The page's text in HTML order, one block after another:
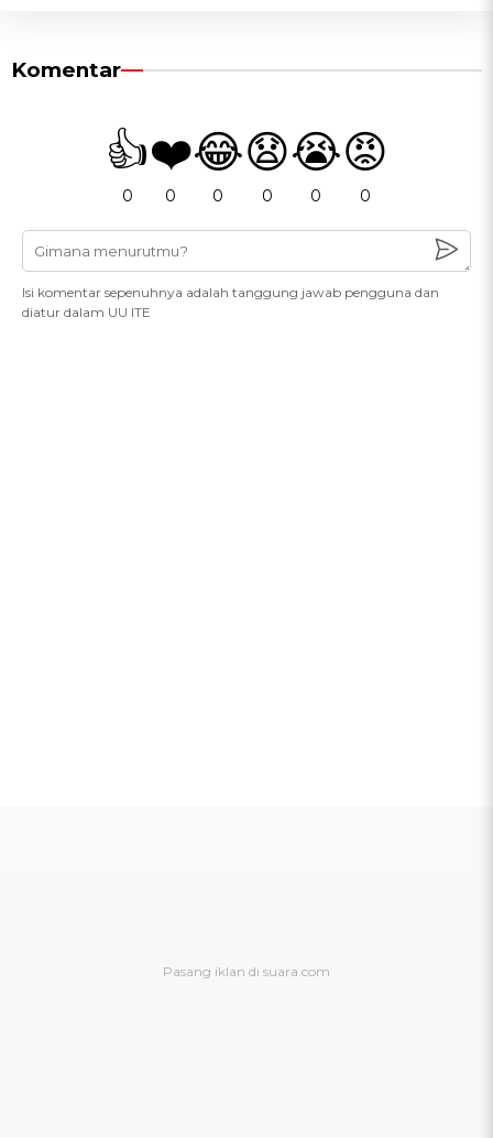
Komentar
👍
0
❤️
0
😂
0
😧
0
😭
0
😡
0
Isi komentar sepenuhnya adalah tanggung jawab pengguna dan
diatur dalam UU ITE